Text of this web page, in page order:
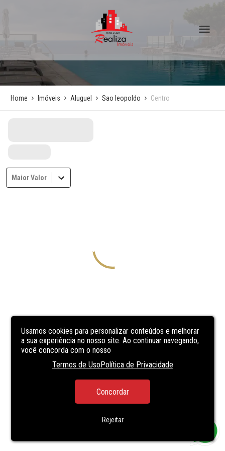
Usamos cookies para personalizar conteúdos e melhorar
a sua experiência no nosso site. Ao continuar navegando,
você concorda com o nosso
Termos de UsoPolítica de Privacidade
Concordar
Rejeitar
Home Imóveis Aluguel Sao leopoldo Centro
Maior Valor